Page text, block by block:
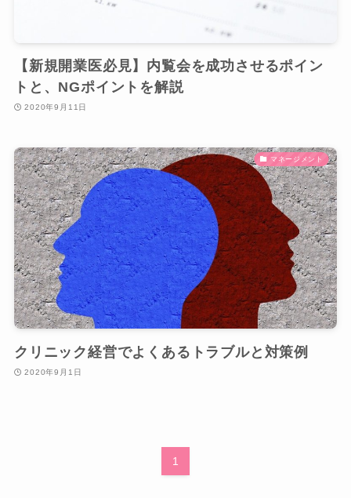
【新規開業医必見】内覧会を成功させるポイン
トと、NGポイントを解説
2020年9月11日
マネージメント
クリニック経営でよくあるトラブルと対策例
2020年9月1日
1